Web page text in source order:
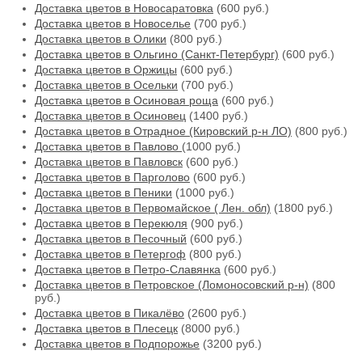
Доставка цветов в Новосаратовка (600 руб.)
Доставка цветов в Новоселье (700 руб.)
Доставка цветов в Олики (800 руб.)
Доставка цветов в Ольгино (Санкт-Петербург) (600 руб.)
Доставка цветов в Оржицы (600 руб.)
Доставка цветов в Осельки (700 руб.)
Доставка цветов в Осиновая роща (600 руб.)
Доставка цветов в Осиновец (1400 руб.)
Доставка цветов в Отрадное (Кировский р-н ЛО) (800 руб.)
Доставка цветов в Павлово (1000 руб.)
Доставка цветов в Павловск (600 руб.)
Доставка цветов в Парголово (600 руб.)
Доставка цветов в Пеники (1000 руб.)
Доставка цветов в Первомайское ( Лен. обл) (1800 руб.)
Доставка цветов в Перекюля (900 руб.)
Доставка цветов в Песочный (600 руб.)
Доставка цветов в Петергоф (800 руб.)
Доставка цветов в Петро-Славянка (600 руб.)
Доставка цветов в Петровское (Ломоносовский р-н) (800
руб.)
Доставка цветов в Пикалёво (2600 руб.)
Доставка цветов в Плесецк (8000 руб.)
Доставка цветов в Подпорожье (3200 руб.)